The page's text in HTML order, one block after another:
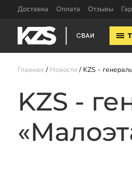
Доставка Оплата Отзывы
Винтовые сваи 57мм
Винтовые сваи 108мм
Винтовые сваи 159мм
Винтовые сваи 219мм
Винтовые сваи 325мм
Сваи шурупы
Главная Новости KZS -
KZS -